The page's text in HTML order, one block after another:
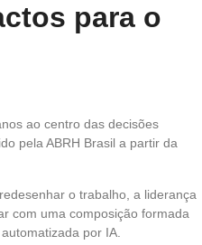
para o
ao centro das decisões
pela ABRH Brasil a partir da
o trabalho, a liderança
com uma composição formada
por IA.